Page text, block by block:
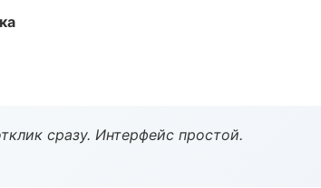
сразу. Интерфейс простой.